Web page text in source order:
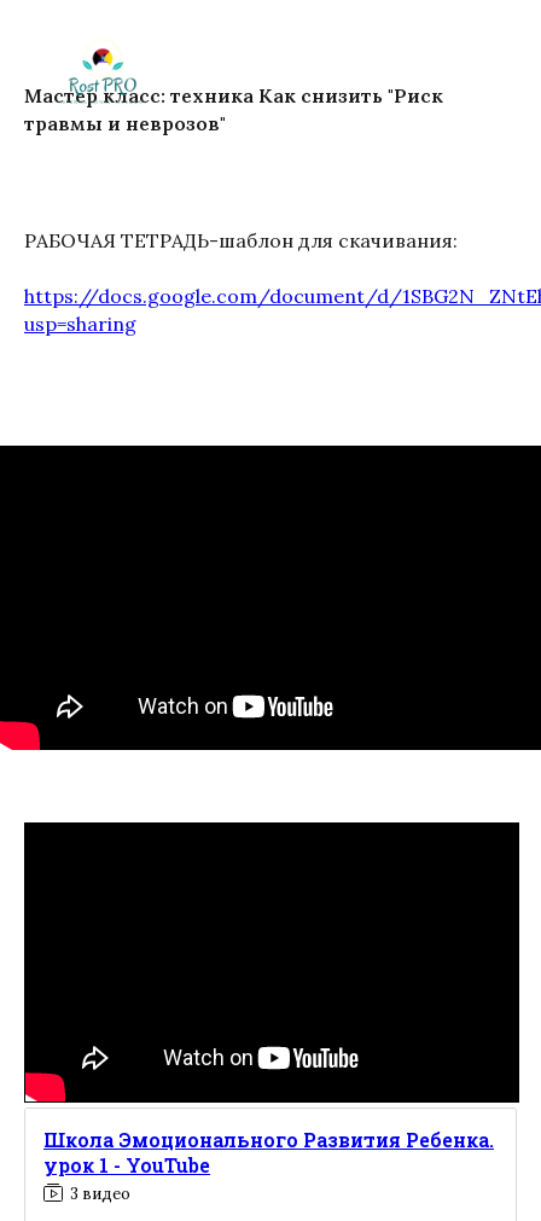
Мастер класс: техника Как снизить "Риск
травмы и неврозов"
РАБОЧАЯ ТЕТРАДЬ-шаблон для скачивания:
https://docs.google.com/document/d/
usp=sharing
Школа Эмоционального Развития Ребенка.
урок 1 - YouTube
3 видео